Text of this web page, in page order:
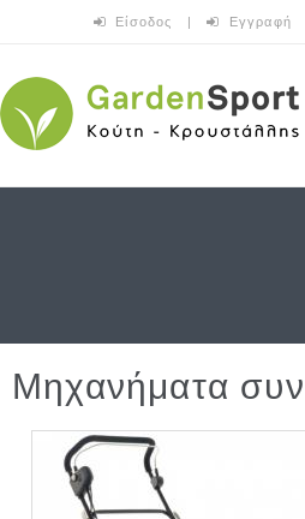
Είσοδος | Εγγραφή
Μηχανήματα